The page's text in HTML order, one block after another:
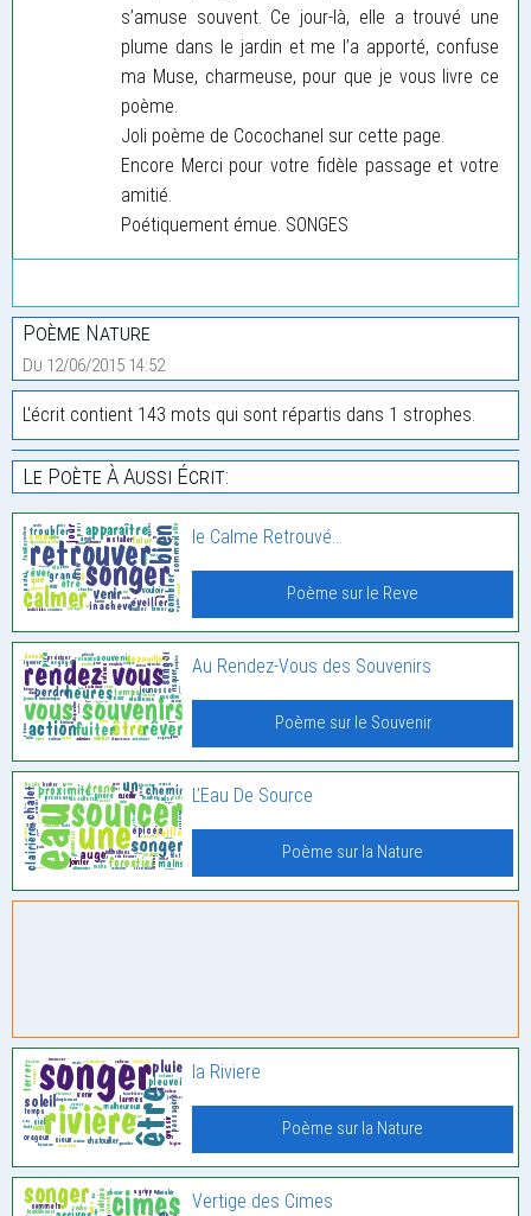
s’amuse souvent. Ce jour-là, elle a trouvé une
plume dans le jardin et me l’a apporté, confuse
ma Muse, charmeuse, pour que je vous livre ce
poème.
Joli poème de Cocochanel sur cette page.
Encore Merci pour votre fidèle passage et votre
amitié.
Poétiquement émue. SONGES
Poème Nature
Du 12/06/2015 14:52
L'écrit contient 143 mots qui sont répartis dans 1 strophes.
Le Poète À Aussi Écrit:
le Calme Retrouvé…
Poème sur le Reve
Au Rendez-Vous des Souvenirs
Poème sur le Souvenir
L’Eau De Source
Poème sur la Nature
la Riviere
Poème sur la Nature
Vertige des Cimes